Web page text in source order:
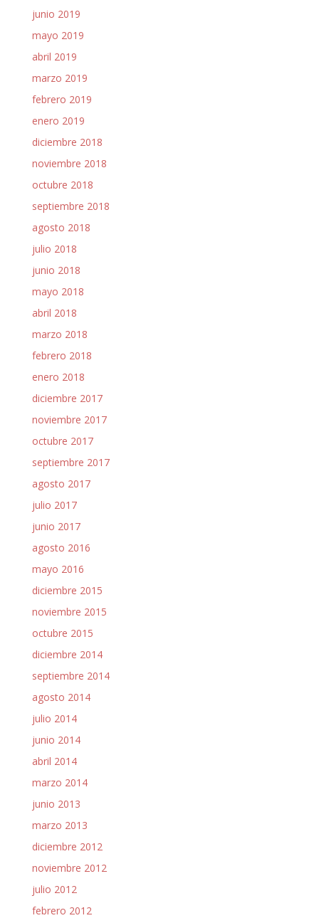
junio 2019
mayo 2019
abril 2019
marzo 2019
febrero 2019
enero 2019
diciembre 2018
noviembre 2018
octubre 2018
septiembre 2018
agosto 2018
julio 2018
junio 2018
mayo 2018
abril 2018
marzo 2018
febrero 2018
enero 2018
diciembre 2017
noviembre 2017
octubre 2017
septiembre 2017
agosto 2017
julio 2017
junio 2017
agosto 2016
mayo 2016
diciembre 2015
noviembre 2015
octubre 2015
diciembre 2014
septiembre 2014
agosto 2014
julio 2014
junio 2014
abril 2014
marzo 2014
junio 2013
marzo 2013
diciembre 2012
noviembre 2012
julio 2012
febrero 2012